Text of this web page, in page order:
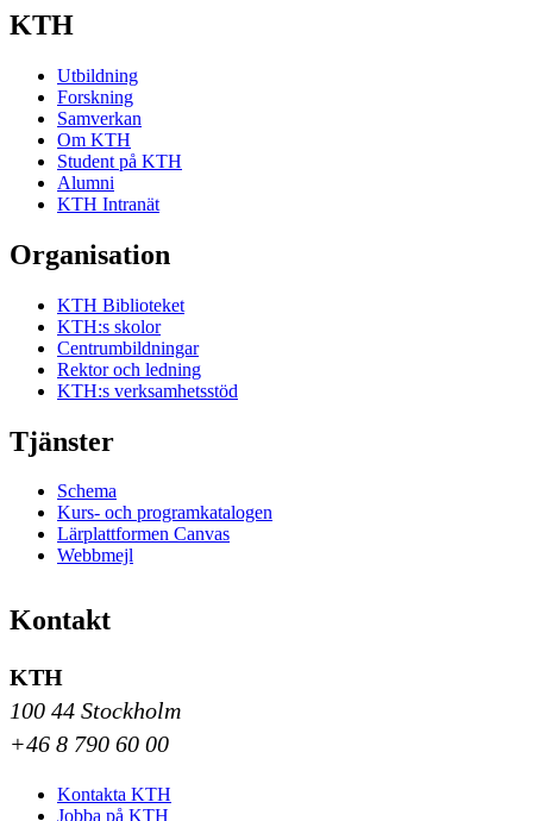
KTH
Utbildning
Forskning
Samverkan
Om KTH
Student på KTH
Alumni
KTH Intranät
Organisation
KTH Biblioteket
KTH:s skolor
Centrumbildningar
Rektor och ledning
KTH:s verksamhetsstöd
Tjänster
Schema
Kurs- och programkatalogen
Lärplattformen Canvas
Webbmejl
Kontakt
KTH
100 44 Stockholm
+46 8 790 60 00
Kontakta KTH
Jobba på KTH